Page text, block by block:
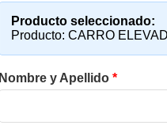
Producto seleccionado:
Producto: CARRO
Nombre y Apellido *